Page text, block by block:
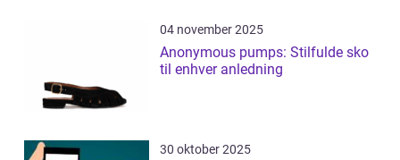
04 november 2025
Anonymous pumps: Stilfulde sko
til enhver anledning
30 oktober 2025